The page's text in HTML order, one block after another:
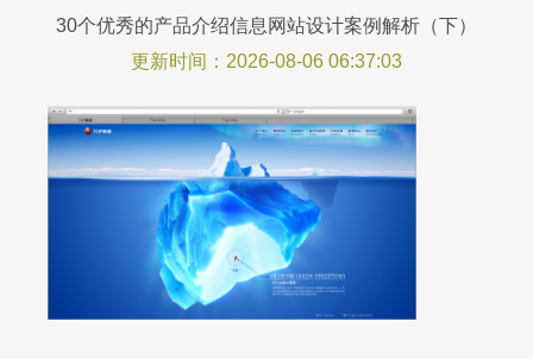
30个优秀的产品介绍信息网站设计案例解析（下）
更新时间：2026-08-06 06:37:03